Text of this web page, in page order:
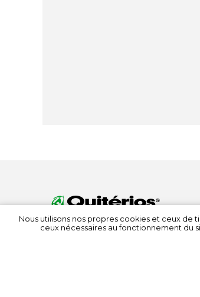
Nous utilisons nos propres cookies et ceux de
ceux nécessaires au fonctionnement du